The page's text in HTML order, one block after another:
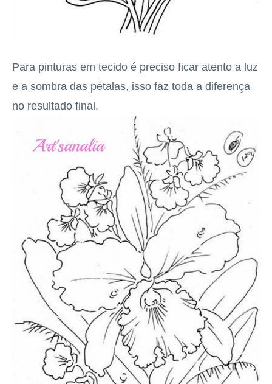
Para pinturas em tecido é preciso ficar atento a luz
e a sombra das pétalas, isso faz toda a diferença
no resultado final.